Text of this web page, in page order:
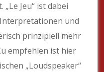
Jeu“ ist dabei
und
prinzipiell mehr
empfehlen ist hier
„Loudspeaker“